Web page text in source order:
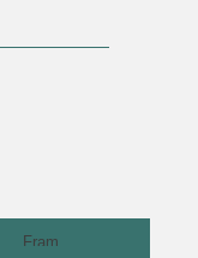
Fram